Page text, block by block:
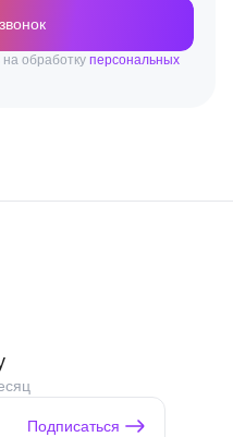
обработку персональных
Подписаться